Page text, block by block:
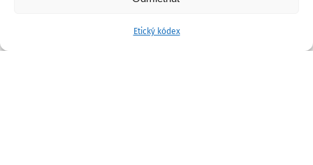
Etický kódex